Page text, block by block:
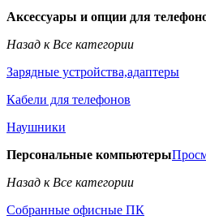
Аксессуары и опции для
Назад к Все категории
Зарядные устройства,адаптеры
Кабели для телефонов
Наушники
Персональные компьютеры
Назад к Все категории
Собранные офисные ПК